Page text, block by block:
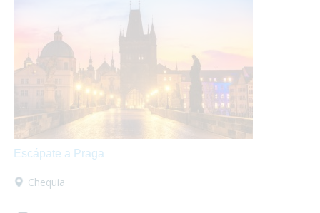
tus necesidades y tu... ¡deberás encargarte de disfrutar!
Escápate a Praga
Chequia